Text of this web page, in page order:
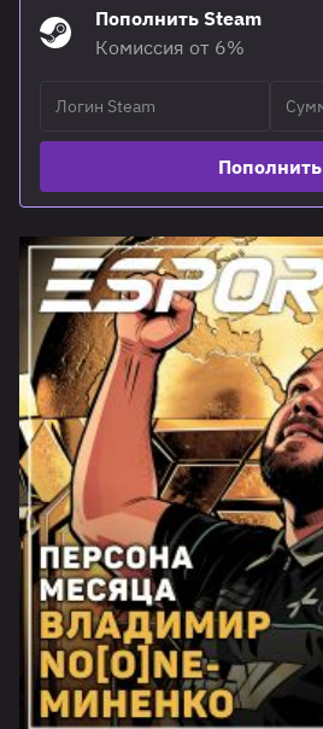
Пополнить Steam
Комиссия от 6%
Пополнить